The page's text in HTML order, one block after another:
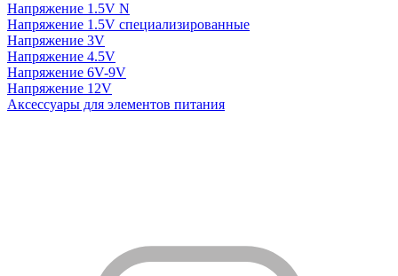
Напряжение 1.5V N
Напряжение 1.5V специализированные
Напряжение 3V
Напряжение 4.5V
Напряжение 6V-9V
Напряжение 12V
Аксессуары для элементов питания